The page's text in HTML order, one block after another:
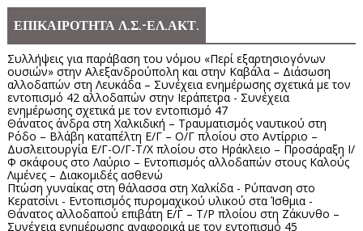
ΕΠΙΚΑΙΡΟΤΗΤΑ Λ.Σ.-ΕΛ.ΑΚΤ.
Συλλήψεις για παράβαση του νόμου «Περί εξαρτησιογόνων
ουσιών» στην Αλεξανδρούπολη και στην Καβάλα – Διάσωση
αλλοδαπών στη Λευκάδα – Συνέχεια ενημέρωσης σχετικά με τον
εντοπισμό 42 αλλοδαπών στην Ιεράπετρα - Συνέχεια
ενημέρωσης σχετικά με τον εντοπισμό 47
Θάνατος άνδρα στη Χαλκιδική – Τραυματισμός ναυτικού στη
Ρόδο – Βλάβη καταπέλτη Ε/Γ – Ο/Γ πλοίου στο Αντίρριο –
Δυσλειτουργία Ε/Γ-Ο/Γ-Τ/Χ πλοίου στο Ηράκλειο – Προσάραξη Ι/
Φ σκάφους στο Λαύριο – Εντοπισμός αλλοδαπών στους Καλούς
Λιμένες – Διακομιδές ασθενώ
Πτώση γυναίκας στη θάλασσα στη Χαλκίδα - Ρύπανση στο
Κερατσίνι - Εντοπισμός πυρομαχικού υλικού στα Ίσθμια -
Θάνατος αλλοδαπού επιβάτη Ε/Γ – Τ/Ρ πλοίου στη Ζάκυνθο –
Συνέχεια ενημέρωσης αναφορικά με τον εντοπισμό 45